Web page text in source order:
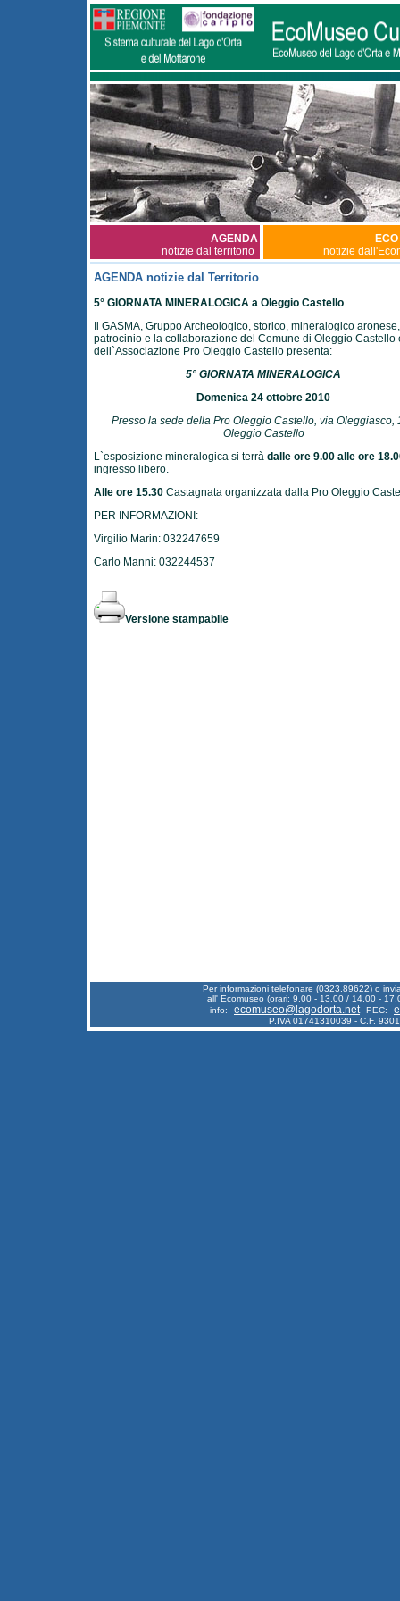
AGENDA
notizie dal territorio
notizie
AGENDA notizie dal Territorio
5° GIORNATA MINERALOGICA a Oleggio Castello
Il GASMA, Gruppo Archeologico, storico, mineralogico
patrocinio e la collaborazione del Comune di Oleggio Castello
dell`Associazione Pro Oleggio Castello presenta:
5° GIORNATA MINERALOGICA
Domenica 24 ottobre 2010
Presso la sede della Pro Oleggio Castello, via Oleggiasco,
Oleggio Castello
L`esposizione mineralogica si terrà dalle ore 9.00 alle ore
ingresso libero.
Alle ore 15.30 Castagnata organizzata dalla Pro Oleggio
PER INFORMAZIONI:
Virgilio Marin: 032247659
Carlo Manni: 032244537
Versione stampabile
Per informazioni telefonare (0323.89622) o
all' Ecomuseo (orari: 9,00 - 13.00 / 14,00 -
info:
ecomuseo@lagodorta.net PEC:
P.IVA 01741310039 - C.F.